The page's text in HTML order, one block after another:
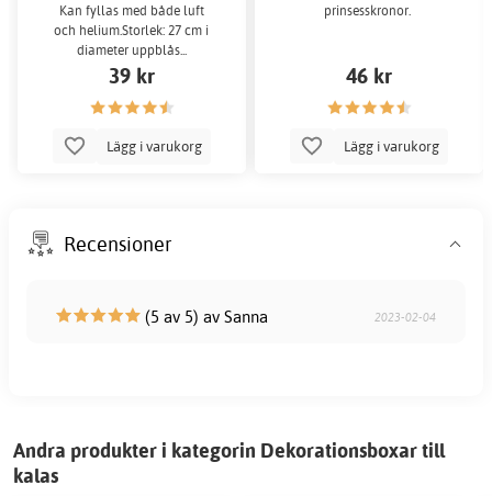
Kan fyllas med både luft
och helium.Storlek: 27 cm i
diameter uppblås...
39 kr
Lägg i varukorg
prinsesskronor.
46 kr
Lägg i varukorg
Recensioner
(5 av 5) av Sanna 2023-02-04
Andra produkter i kategorin Dekorationsboxar till
kalas